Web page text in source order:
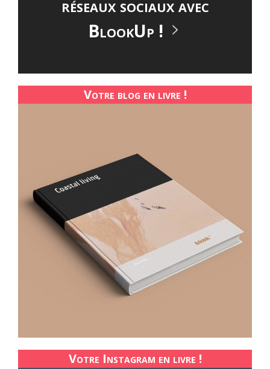
réseaux sociaux avec
BlookUp !
Votre blog en livre !
Votre Instagram en livre !